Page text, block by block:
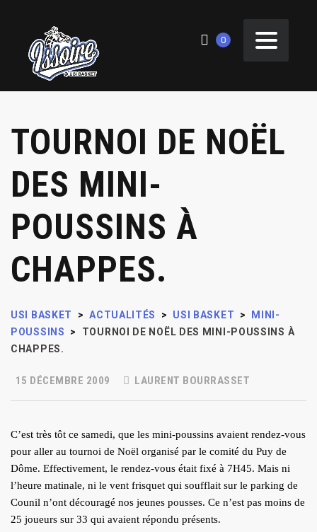
0
TOURNOI DE NOËL
DES MINI-
POUSSINS À
CHAPPES.
USI BASKET > ACTUALITÉS > USI BASKET >
MINI-
POUSSINS
>
TOURNOI DE NOËL DES MINI-POUSSINS À
CHAPPES.
15 DÉCEMBRE 2009 LAURENT BOURRASSET
C’est très tôt ce samedi, que les mini-poussins avaient rendez-vous
pour aller au tournoi de Noël organisé par le comité du Puy de
Dôme. Effectivement, le rendez-vous était fixé à 7H45. Mais ni
l’heure matinale, ni le vent frisquet qui soufflait sur le parking de
Counil n’ont découragé nos jeunes pousses. Ce n’est pas moins de
25 joueurs sur 33 qui avaient répondu présents.